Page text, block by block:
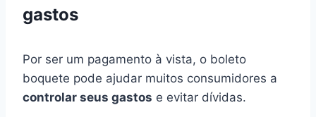
gastos
Por ser um pagamento à vista, o boleto
boquete pode ajudar muitos consumidores a
controlar seus gastos e evitar dívidas.